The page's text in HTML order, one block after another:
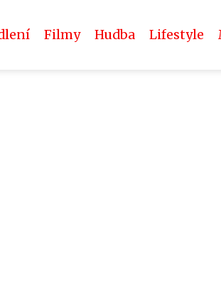
Filmy Hudba Lifestyle